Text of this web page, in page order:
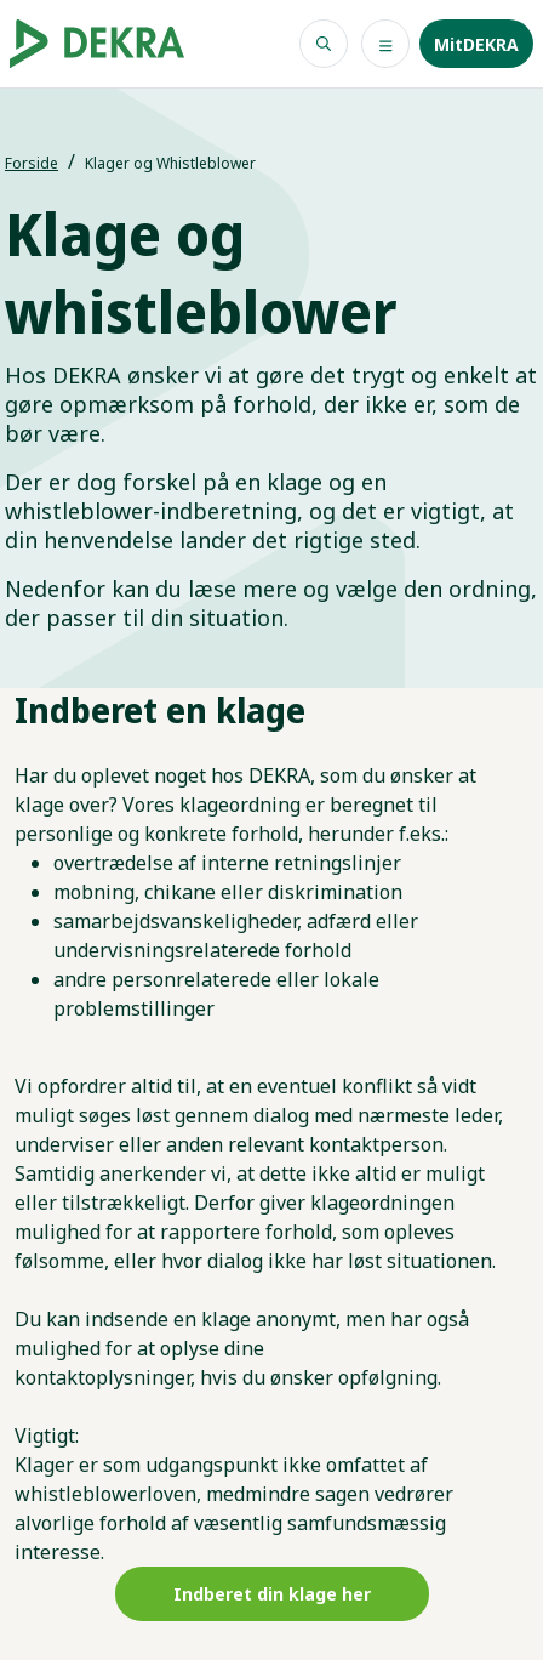
MitDEKRA
Forside Klager og Whistleblower
Klage og
whistleblower
Hos DEKRA ønsker vi at gøre det trygt og enkelt at
gøre opmærksom på forhold, der ikke er, som de
bør være.
Der er dog forskel på en klage og en
whistleblower-indberetning, og det er vigtigt, at
din henvendelse lander det rigtige sted.
Nedenfor kan du læse mere og vælge den ordning,
der passer til din situation.
Indberet en klage
Har du oplevet noget hos DEKRA, som du ønsker at
klage over? Vores klageordning er beregnet til
personlige og konkrete forhold, herunder f.eks.:
overtrædelse af interne retningslinjer
mobning, chikane eller diskrimination
samarbejdsvanskeligheder, adfærd eller
undervisningsrelaterede forhold
andre personrelaterede eller lokale
problemstillinger
Vi opfordrer altid til, at en eventuel konflikt så vidt
muligt søges løst gennem dialog med nærmeste leder,
underviser eller anden relevant kontaktperson.
Samtidig anerkender vi, at dette ikke altid er muligt
eller tilstrækkeligt. Derfor giver klageordningen
mulighed for at rapportere forhold, som opleves
følsomme, eller hvor dialog ikke har løst situationen.
Du kan indsende en klage anonymt, men har også
mulighed for at oplyse dine
kontaktoplysninger, hvis du ønsker opfølgning.
Vigtigt:
Klager er som udgangspunkt ikke omfattet af
whistleblowerloven, medmindre sagen vedrører
alvorlige forhold af væsentlig samfundsmæssig
interesse.
Indberet din klage her